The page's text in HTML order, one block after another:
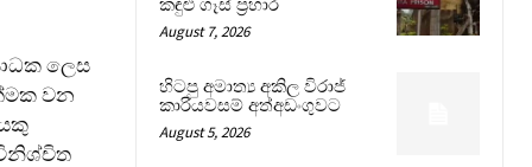
ලෙස
වන
කඳුළු ගෑස් ප්‍රහාර
August 7, 2026
හිටපු අමාත්‍ය අකිල විරාජ්
කාරියවසම් අත්අඩංගුවට
August 5, 2026